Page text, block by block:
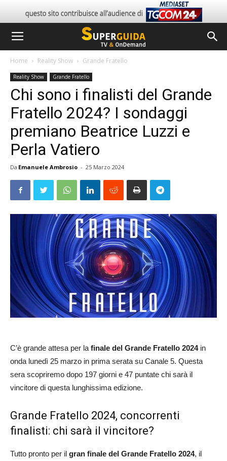
Home Reality Show Grande Fratello
Reality Show Grande Fratello
Chi sono i finalisti del Grande
Fratello 2024? I sondaggi
premiano Beatrice Luzzi e
Perla Vatiero
Da Emanuele Ambrosio - 25 Marzo 2024
C’è grande attesa per la finale del Grande Fratello 2024in
onda lunedì 25 marzo in prima serata su Canale 5. Questa
sera scopriremo dopo 197 giorni e 47 puntate chi sarà il
vincitore di questa lunghissima edizione.
Grande Fratello 2024, concorrenti
finalisti: chi sarà il vincitore?
Tutto pronto per il gran finale del Grande Fratello 2024, il